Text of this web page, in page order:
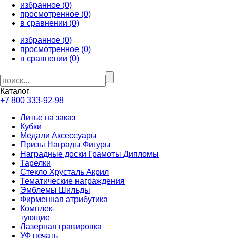
избранное (0)
просмотренное (0)
в сравнении (0)
избранное (0)
просмотренное (0)
в сравнении (0)
Каталог
+7 800 333-92-98
Литье на заказ
Кубки
Медали Аксессуары
Призы Награды Фигуры
Наградные доски Грамоты Дипломы
Тарелки
Стекло Хрусталь Акрил
Тематические награждения
Эмблемы Шильды
Фирменная атрибутика
Комплек-
тующие
Лазерная гравировка
УФ печать